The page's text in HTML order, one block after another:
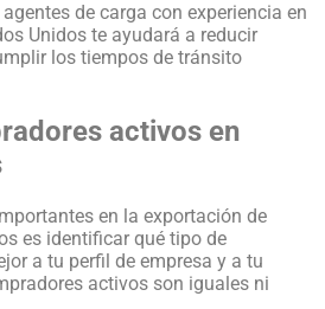
de carga con experiencia en
Unidos te ayudará a reducir
los tiempos de tránsito
activos en
en la exportación de
es identificar qué tipo de
a tu perfil de empresa y a tu
activos son iguales ni